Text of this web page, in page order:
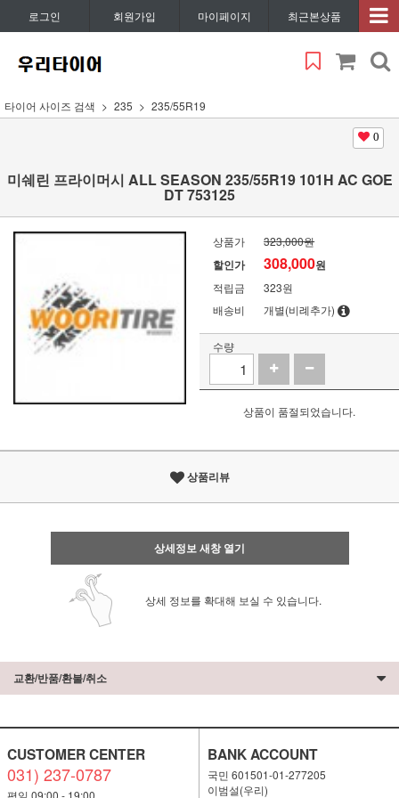
로그인 회원가입 마이페이지 최근본상품
타이어 사이즈 검색 235 235/55R19
0
미쉐린 프라이머시 ALL SEASON 235/55R19 101H AC GOE
DT 753125
상품가 323,000원
할인가 308,000원
적립금
323원
배송비
개별(비례추가)
수량
상품이 품절되었습니다.
상품리뷰
상세정보 새창 열기
상세 정보를 확대해 보실 수 있습니다.
교환/반품/환불/취소
CUSTOMER CENTER
031) 237-0787
평일 09:00 - 19:00
BANK ACCOUNT
국민 601501-01-277205
이범설(우리)